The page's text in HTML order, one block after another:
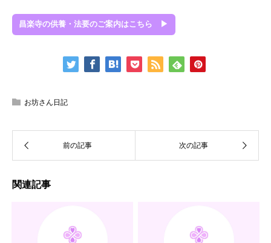
昌楽寺の供養・法要のご案内はこちら ▶
お坊さん日記
関連記事